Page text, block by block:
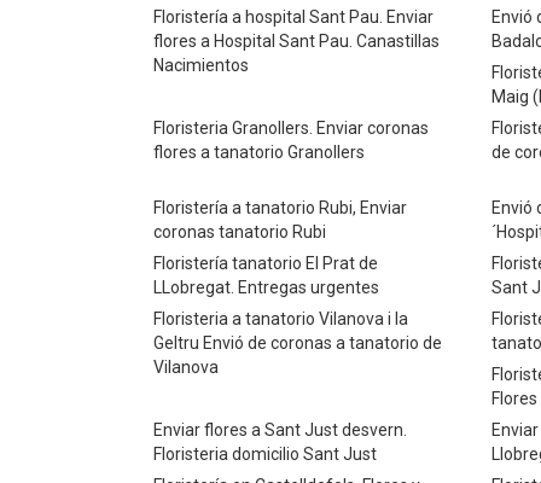
Floristería a hospital Sant Pau. Enviar
flores a Hospital Sant Pau. Canastillas
Nacimientos
Envió
Maig
Floristeria Granollers. Enviar coronas
flores a tanatorio Granollers
de
Floristería a tanatorio Rubi, Enviar
coronas tanatorio Rubi
Envió
Floristería tanatorio El Prat de
LLobregat. Entregas urgentes
Sant
Floristeria a tanatorio Vilanova i la
Geltru Envió de coronas a tanatorio de
Vilanova
Enviar flores a Sant Just desvern.
Floristeria domicilio Sant Just